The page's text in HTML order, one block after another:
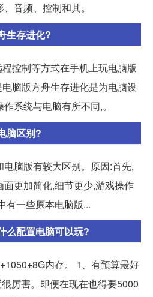
音频、控制和其。
生存进化?
控制等方式在手机上玩电脑版
脑版方舟生存进化是为电脑设
系统与电脑有所不同,。
脑区别?
脑版有较大区别。原因:首先,
更加简化,细节更少,游戏操作
有一些原本电脑版...
么配置电脑可以玩?
内存。 1、有预算最好
厉害。即便在现在也得要5000